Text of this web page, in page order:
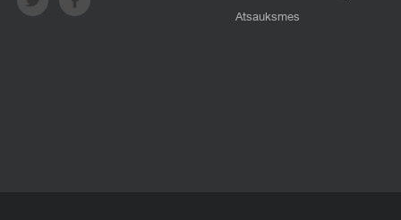
Atsauksmes